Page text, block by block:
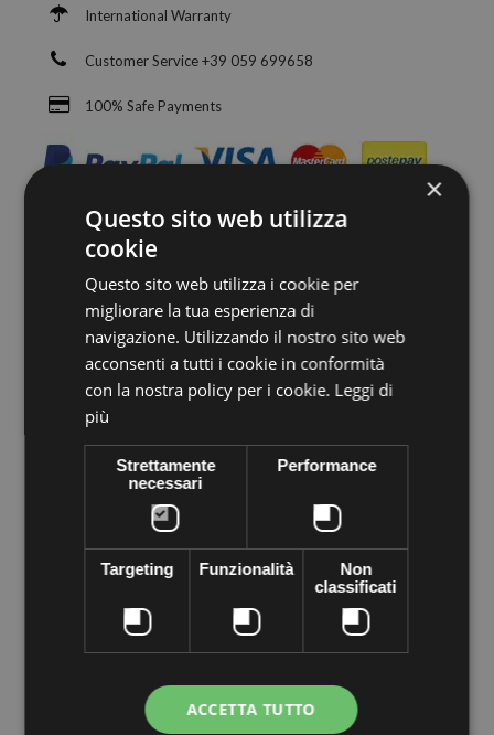
International Warranty
Customer Service +39 059 699658
100% Safe Payments
More info
Grey suede cuff at the top are applied pure crystals Preciosa
(imperfections ensure the craftsmanship and uniqueness of the
30 other products in the same category:
×
Questo sito web utilizza
cookie
Questo sito web utilizza i cookie per
migliorare la tua esperienza di
navigazione. Utilizzando il nostro sito web
acconsenti a tutti i cookie in conformità
con la nostra policy per i cookie. Leggi di
più
Strettamente
necessari
Performance
Targeting Funzionalità
Non
classificati
ACCETTA TUTTO